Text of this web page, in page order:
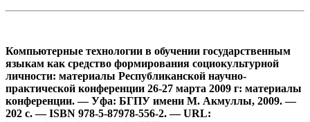
Компьютерные технологии в обучении государственным
языкам как средство формирования социокультурной
личности: материалы Республиканской научно-
практической конференции 26-27 марта 2009 г: материалы
конференции. — Уфа: БГПУ имени М. Акмуллы, 2009. —
202 с. — ISBN 978-5-87978-556-2. — URL: